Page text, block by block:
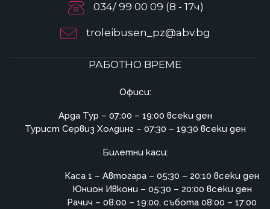
034/ 99 00 09 (8 - 17ч)
troleibusen_pz@abv.bg
РАБОТНО ВРЕМЕ
Офиси:
Арда Тур – 07:00 – 19:00 всеки ден
Турист Сервиз Холдинг – 07:30 – 19:30 всеки ден
Билетни каси:
Каса 1 – Автогара – 05:30 – 20:10 всеки ден
Юнион Ивкони – 05:30 – 20:00 всеки ден
Рачич – 08:00 – 19:00, събота 08:00 – 17:00